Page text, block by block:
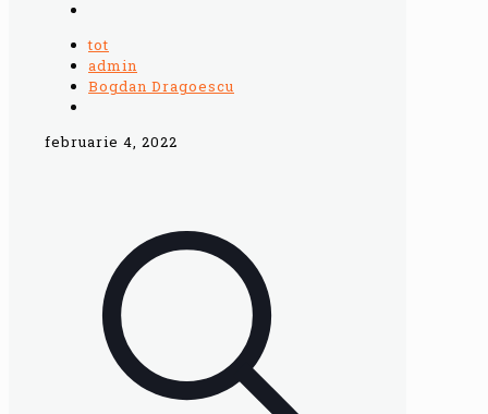
tot
admin
Bogdan Dragoescu
februarie 4, 2022